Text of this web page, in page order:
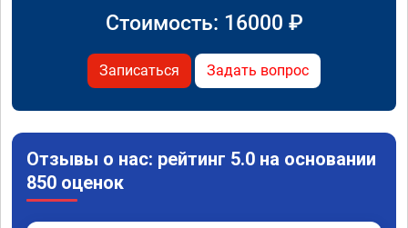
Стоимость: 16000 ₽
Записаться Задать вопрос
Отзывы о нас: рейтинг 5.0 на основании
850 оценок